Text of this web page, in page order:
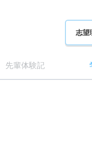
志望
先輩体験記